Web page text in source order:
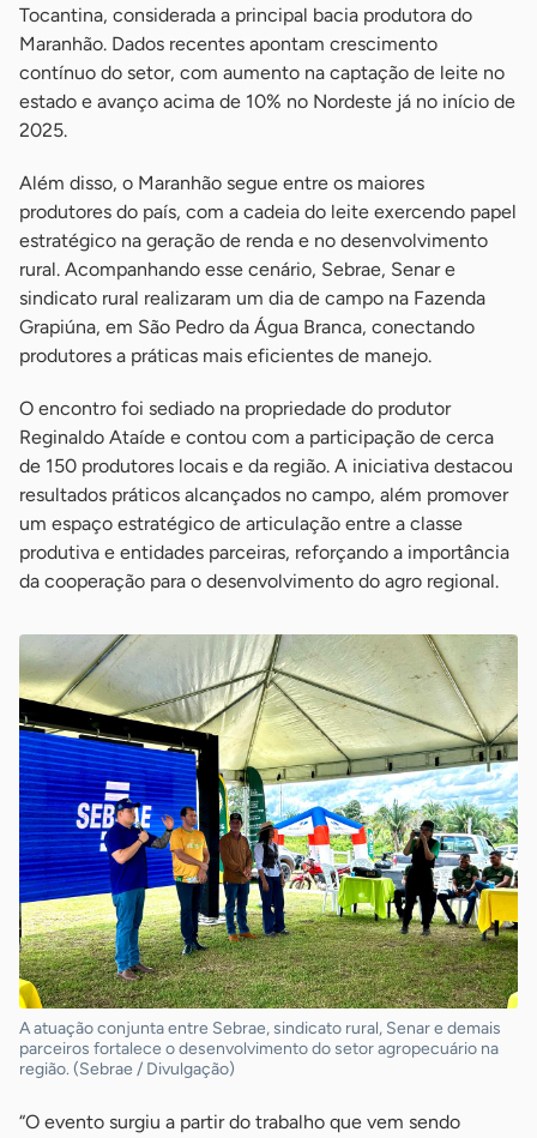
Tocantina, considerada a principal bacia produtora do
Maranhão. Dados recentes apontam crescimento
contínuo do setor, com aumento na captação de leite no
estado e avanço acima de 10% no Nordeste já no início de
2025.
Além disso, o Maranhão segue entre os maiores
produtores do país, com a cadeia do leite exercendo papel
estratégico na geração de renda e no desenvolvimento
rural. Acompanhando esse cenário, Sebrae, Senar e
sindicato rural realizaram um dia de campo na Fazenda
Grapiúna, em São Pedro da Água Branca, conectando
produtores a práticas mais eficientes de manejo.
O encontro foi sediado na propriedade do produtor
Reginaldo Ataíde e contou com a participação de cerca
de 150 produtores locais e da região. A iniciativa destacou
resultados práticos alcançados no campo, além promover
um espaço estratégico de articulação entre a classe
produtiva e entidades parceiras, reforçando a importância
da cooperação para o desenvolvimento do agro regional.
A atuação conjunta entre Sebrae, sindicato rural, Senar e demais
parceiros fortalece o desenvolvimento do setor agropecuário na
região. (Sebrae / Divulgação)
“O evento surgiu a partir do trabalho que vem sendo